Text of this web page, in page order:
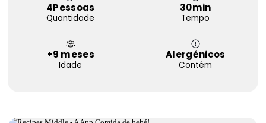
4Pessoas
Quantidade
30min
Tempo
+9 meses
Idade
Alergénicos
Contém